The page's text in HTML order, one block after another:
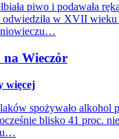
piwo i podawała
odwiedziła w XVII wieku
na Wieczór
więcej
spożywało alkohol
blisko 41 proc.